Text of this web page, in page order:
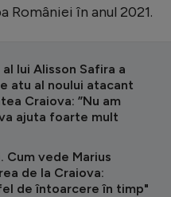
României în anul 2021.
lui Alisson Safira a
atu al noului atacant
Craiova: ”Nu am
ajuta foarte mult
Cum vede Marius
de la Craiova:
de întoarcere în timp"